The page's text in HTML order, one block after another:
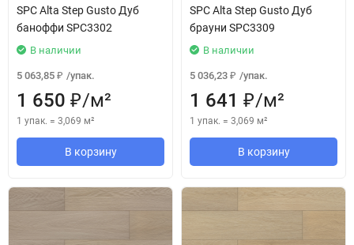
SPC Alta Step Gusto Дуб
баноффи SPC3302
В наличии
5 063,85 ₽ /упак.
1 650 ₽/м²
1 упак. = 3,069 м²
В корзину
SPC Alta Step Gusto Дуб
брауни SPC3309
В наличии
5 036,23 ₽ /упак.
1 641 ₽/м²
1 упак. = 3,069 м²
В корзину